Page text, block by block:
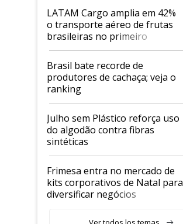
LATAM Cargo amplia em 42%
o transporte aéreo de frutas
brasileiras no primeiro
semestre
Brasil bate recorde de
produtores de cachaça; veja o
ranking
Julho sem Plástico reforça uso
do algodão contra fibras
sintéticas
Frimesa entra no mercado de
kits corporativos de Natal para
diversificar negócios